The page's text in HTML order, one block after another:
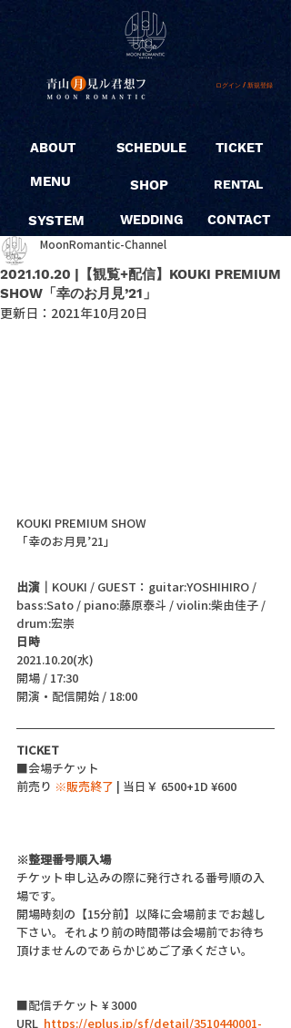
ログイン / 新規登録
ABOUT
MENU
SYSTEM
SCHEDULE
SHOP
WEDDING
TICKET
RENTAL
CONTACT
2021.10.20 |【観覧+配信】KOUKI PREMIUM
SHOW「幸のお月見’21」
MoonRomantic-Channel
更新日： 2021年10月20日
KOUKI PREMIUM SHOW
「幸のお月見’21」
出演｜ KOUKI / GUEST：guitar:YOSHIHIRO /
bass:Sato / piano:藤原泰斗 / violin:柴由佳子 /
drum:宏崇
日時
2021.10.20(水)
開場 / 17:30
開演・配信開始 / 18:00
TICKET
■会場チケット
前売り ※販売終了 | 当日￥ 6500+1D ¥600
※整理番号順入場
チケット申し込みの際に発行される番号順の入
場です。
開場時刻の【15分前】以降に会場前までお越し
下さい。それより前の時間帯は会場前でお待ち
頂けませんのであらかじめご了承ください。
■配信チケット ¥ 3000
URL https://eplus.jp/sf/detail/3510440001-